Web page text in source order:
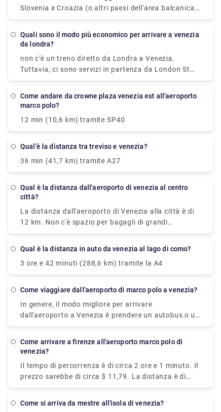
Slovenia e Croazia (o altri paesi dell'area balcanica)
puoi prenderne uno all'Aeroporto di Venezia o
gratuitamente all'interno dell'UE, Svizzera,
Norvegia, Croazia, Bosnia, Serbia, Montenegro e
Macedonia.
quali sono il modo più economico per arrivare a venezia
da londra?
non c'è un treno diretto da Londra a Venezia.
Tuttavia, ci sono servizi in partenza da London St
Pancras Eurostar e in arrivo a Venezia S. Lucia via
Il viaggio, compresi i trasferimenti, dura circa 13h
come andare da crowne plaza venezia est all'aeroporto
marco polo?
12 min (10,6 km) tramite SP40
qual'è la distanza tra treviso e venezia?
36 min (41,7 km) tramite A27
Qual è la distanza dall'aeroporto di venezia al centro
città?
La distanza dall'aeroporto di Venezia alla città è di
12 km. Non c'è spazio per bagagli di grandi
dimensioni sull'autobus dall'aeroporto di Venezia a
timbrati prima del viaggio, in un'apposita
macchinetta gialla alla fermata. Hanno una validità
di 75 minuti.
Qual è la distanza in auto da venezia al lago di como?
3 ore e 42 minuti (288,6 km) tramite la A4
come viaggiare dall'aeroporto di marco polo a venezia?
In genere, il modo migliore per arrivare
dall'aeroporto a Venezia è prendere un autobus o un
taxi dall'aeroporto fino a Piazzale Roma e poi salire
Alilaguna direttamente dall'aeroporto e scendere al
come arrivare a firenze all'aeroporto marco polo di
venezia?
Il tempo di percorrenza è di circa 2 ore e 1 minuto. Il
prezzo sarebbe di circa $ 11,79. La distanza è di
circa 127 miglia (204 km). Ci sono circa 30 treni al
come si arriva da mestre all'isola di venezia?